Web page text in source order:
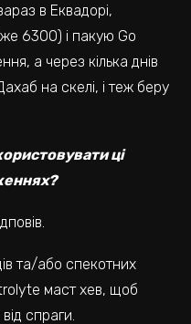
в Еквадорі,
6300) і пакую Go
а через кілька днів
на скелі, і теж беру
ці
та/або спекотних
маст хев, щоб
спраги.